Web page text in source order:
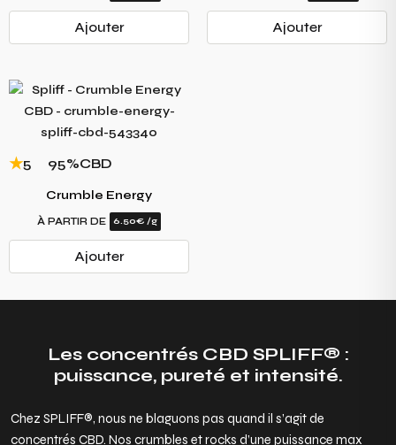
Ajouter Ajouter
5 95%CBD
Crumble Energy
À PARTIR DE 6.50€ /g
Ajouter
Les concentrés CBD SPLIFF® :
puissance, pureté et intensité.
Chez SPLIFF®, nous ne blaguons pas quand il s’agit de
concentrés CBD. Nos crumbles et rocks d’une puissance max